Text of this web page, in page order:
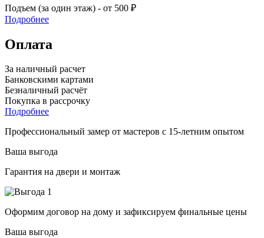
Подъем (за один этаж) - от 500 ₽
Подробнее
Оплата
За наличный расчет
Банковскими картами
Безналичный расчёт
Покупка в рассрочку
Подробнее
Профессиональный замер от мастеров с 15-летним опытом
Ваша выгода
Гарантия на двери и монтаж
Оформим договор на дому и зафиксируем финальные цены
Ваша выгода